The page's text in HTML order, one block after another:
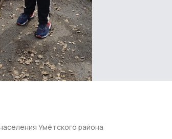
Умётского района